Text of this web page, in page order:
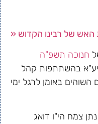
האש של רבינו הקדוש «
חנוכה תשפ"ה
בהשתתפות קהל
באומן לרגל ימי
צמח הי"ו דואג